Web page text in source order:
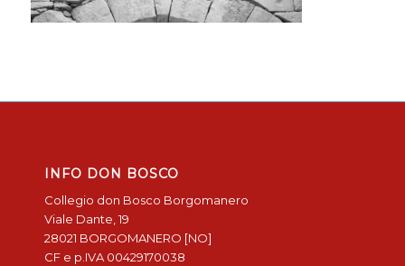
INFO DON BOSCO
Collegio don Bosco Borgomanero
Viale Dante, 19
28021 BORGOMANERO [NO]
CF e p.IVA 00429170038